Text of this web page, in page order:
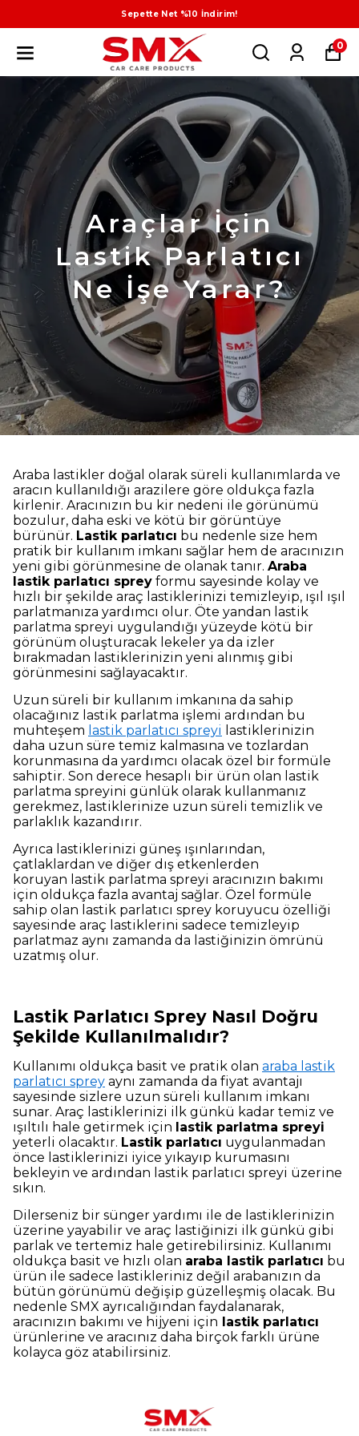
Sepette Net %10 İndirim!
0
Araçlar İçin
Lastik Parlatıcı
Ne İşe Yarar?
Araba lastikler doğal olarak süreli kullanımlarda ve
aracın kullanıldığı arazilere göre oldukça fazla
kirlenir. Aracınızın bu kir nedeni ile görünümü
bozulur, daha eski ve kötü bir görüntüye
bürünür. Lastik parlatıcı bu nedenle size hem
pratik bir kullanım imkanı sağlar hem de aracınızın
yeni gibi görünmesine de olanak tanır. Araba
lastik parlatıcı sprey formu sayesinde kolay ve
hızlı bir şekilde araç lastiklerinizi temizleyip, ışıl ışıl
parlatmanıza yardımcı olur. Öte yandan lastik
parlatma spreyi uygulandığı yüzeyde kötü bir
görünüm oluşturacak lekeler ya da izler
bırakmadan lastiklerinizin yeni alınmış gibi
görünmesini sağlayacaktır.
Uzun süreli bir kullanım imkanına da sahip
olacağınız lastik parlatma işlemi ardından bu
muhteşem lastik parlatıcı spreyi lastiklerinizin
daha uzun süre temiz kalmasına ve tozlardan
korunmasına da yardımcı olacak özel bir formüle
sahiptir. Son derece hesaplı bir ürün olan lastik
parlatma spreyini günlük olarak kullanmanız
gerekmez, lastiklerinize uzun süreli temizlik ve
parlaklık kazandırır.
Ayrıca lastiklerinizi güneş ışınlarından,
çatlaklardan ve diğer dış etkenlerden
koruyan lastik parlatma spreyi aracınızın bakımı
için oldukça fazla avantaj sağlar. Özel formüle
sahip olan lastik parlatıcı sprey koruyucu özelliği
sayesinde araç lastiklerini sadece temizleyip
parlatmaz aynı zamanda da lastiğinizin ömrünü
uzatmış olur.
Lastik Parlatıcı Sprey Nasıl Doğru
Şekilde Kullanılmalıdır?
Kullanımı oldukça basit ve pratik olan araba lastik
parlatıcı sprey aynı zamanda da fiyat avantajı
sayesinde sizlere uzun süreli kullanım imkanı
sunar. Araç lastiklerinizi ilk günkü kadar temiz ve
ışıltılı hale getirmek için lastik parlatma spreyi
yeterli olacaktır. Lastik parlatıcı uygulanmadan
önce lastiklerinizi iyice yıkayıp kurumasını
bekleyin ve ardından lastik parlatıcı spreyi üzerine
sıkın.
Dilerseniz bir sünger yardımı ile de lastiklerinizin
üzerine yayabilir ve araç lastiğinizi ilk günkü gibi
parlak ve tertemiz hale getirebilirsiniz. Kullanımı
oldukça basit ve hızlı olan araba lastik parlatıcı bu
ürün ile sadece lastikleriniz değil arabanızın da
bütün görünümü değişip güzelleşmiş olacak. Bu
nedenle SMX ayrıcalığından faydalanarak,
aracınızın bakımı ve hijyeni için lastik parlatıcı
ürünlerine ve aracınız daha birçok farklı ürüne
kolayca göz atabilirsiniz.